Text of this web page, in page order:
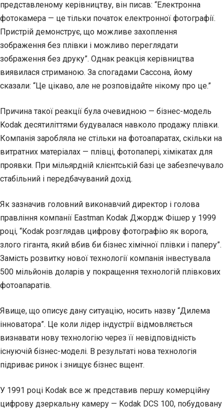
представленому керівництву, він писав: “Електронна
фотокамера — це тільки початок електронної фотографії.
Пристрій демонструє, що можливе захоплення
зображення без плівки і можливо переглядати
зображення без друку”. Однак реакція керівництва
виявилася стриманою. За спогадами Сассона, йому
сказали: “Це цікаво, але не розповідайте нікому про це.”
Причина такої реакції була очевидною — бізнес-модель
Kodak десятиліттями будувалася навколо продажу плівки.
Компанія заробляла не стільки на фотоапаратах, скільки на
витратних матеріалах — плівці, фотопапері, хімікатах для
проявки. При мільярдній клієнтській базі це забезпечувало
стабільний і передбачуваний дохід.
Як зазначив головний виконавчий директор і голова
правління компанії Eastman Kodak Джордж Фішер у 1999
році, “Kodak розглядав цифрову фотографію як ворога,
злого гіганта, який вбив би бізнес хімічної плівки і паперу”.
Замість розвитку нової технології компанія інвестувала
500 мільйонів доларів у покращення технологій плівкових
фотоапаратів.
Явище, що описує дану ситуацію, носить назву “Дилема
інноватора”. Це коли лідер індустрії відмовляється
визнавати нову технологію через її невідповідність
існуючій бізнес-моделі. В результаті нова технологія
підриває ринок і знищує бізнес вщент.
У 1991 році Kodak все ж представив першу комерційну
цифрову дзеркальну камеру — Kodak DCS 100, побудовану